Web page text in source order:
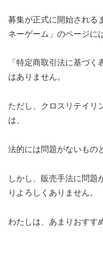
募集が正式に開始される
ネーゲーム」のページに
「特定商取引法に基づ
はありません。
ただし、クロスリテイリ
は、
法的には問題がないもの
しかし、販売手法に問題
りよろしくありません。
わたしは、あまりおすす